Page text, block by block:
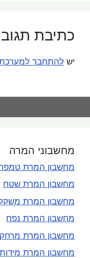
כתיבת
יש להתחבר
מחשבוני המרה
מחשבון המרת
מחשבון המרת שטח
מחשבון המרת
מחשבון המרת נפח
מחשבון המרת מרחק
מחשבון המרת